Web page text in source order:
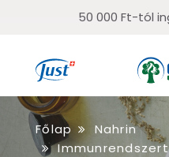
50 000 Ft-tól
Főlap
Nahrin